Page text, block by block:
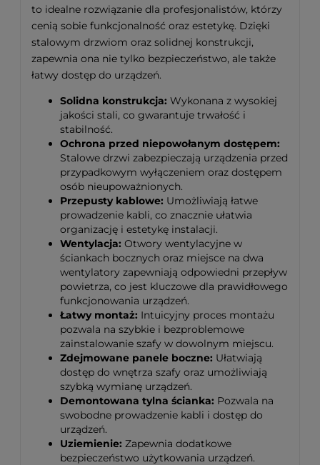
to idealne rozwiązanie dla profesjonalistów, którzy
cenią sobie funkcjonalność oraz estetykę. Dzięki
stalowym drzwiom oraz solidnej konstrukcji,
zapewnia ona nie tylko bezpieczeństwo, ale także
łatwy dostęp do urządzeń.
Solidna konstrukcja: Wykonana z wysokiej
jakości stali, co gwarantuje trwałość i
stabilność.
Ochrona przed niepowołanym dostępem:
Stalowe drzwi zabezpieczają urządzenia przed
przypadkowym wyłączeniem oraz dostępem
osób nieupoważnionych.
Przepusty kablowe: Umożliwiają łatwe
prowadzenie kabli, co znacznie ułatwia
organizację i estetykę instalacji.
Wentylacja: Otwory wentylacyjne w
ściankach bocznych oraz miejsce na dwa
wentylatory zapewniają odpowiedni przepływ
powietrza, co jest kluczowe dla prawidłowego
funkcjonowania urządzeń.
Łatwy montaż: Intuicyjny proces montażu
pozwala na szybkie i bezproblemowe
zainstalowanie szafy w dowolnym miejscu.
Zdejmowane panele boczne: Ułatwiają
dostęp do wnętrza szafy oraz umożliwiają
szybką wymianę urządzeń.
Demontowana tylna ścianka: Pozwala na
swobodne prowadzenie kabli i dostęp do
urządzeń.
Uziemienie: Zapewnia dodatkowe
bezpieczeństwo użytkowania urządzeń.